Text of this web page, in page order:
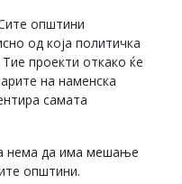
општини
од која политичка
проекти откако ќе
на наменска
самата
нема да има мешање
општини.